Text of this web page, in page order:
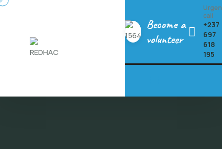
Skip
Become a
volunteer
call
+237
697
618
195